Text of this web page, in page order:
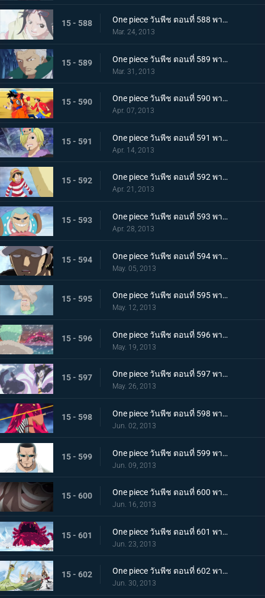
15 - 588 One piece วันพีช ตอนที่ 588 พากย์ไทย พบเจออีกครั้งหลังผ่านไป 2 ปี! ลูฟี่กับลอว์
Mar. 24, 2013
15 - 589 One piece วันพีช ตอนที่ 589 พากย์ไทย เลวร้ายที่สุดโนโลก นักวิทยาศาสตร์ผู้น่าสะพรึงกลัว ซีซ่า
Mar. 31, 2013
15 - 590 One piece วันพีช ตอนที่ 590 พากย์ไทย ตอนพิเศษ! การรวมตัวที่แข็งแกร่งที่สุดในประวัติศาสตร์ ปะทะ จอมตะกละแห่งท้องทะเล
Apr. 07, 2013
15 - 591 One piece วันพีช ตอนที่ 591 พากย์ไทย ช็อปเปอร์เดือดจัด! การทดลองอันโหดเหี้ยมของมาสเตอร์
Apr. 14, 2013
15 - 592 One piece วันพีช ตอนที่ 592 พากย์ไทย ฆ่ายกกลุ่ม! นักฆ่าในตำนานจู่โจม!
Apr. 21, 2013
15 - 593 One piece วันพีช ตอนที่ 593 พากย์ไทย ช่วยนามิ! ลูฟี่ต่อสู้บนภูเขาหิมะ
Apr. 28, 2013
15 - 594 One piece วันพีช ตอนที่ 594 พากย์ไทย ก่อตั้ง! พันธมิตรโจรสลัด ลูฟี่ ลอว์!
May. 05, 2013
15 - 595 One piece วันพีช ตอนที่ 595 พากย์ไทย จับกุมมาสเตอร์ เริ่มแผนการพันธมิตรโจรสลัด!
May. 12, 2013
15 - 596 One piece วันพีช ตอนที่ 596 พากย์ไทย วิกฤตการณ์ทำลายล้าง! สัตว์ประหลาดแห่งความตายลอยมา
May. 19, 2013
15 - 597 One piece วันพีช ตอนที่ 597 พากย์ไทย การต่อสู้อันดุเดือด ซีซาร์ใช้ความสามารถอันแท้จริง!
May. 26, 2013
15 - 598 One piece วันพีช ตอนที่ 598 พากย์ไทย ซามูไรผ่าอัคคี! จิ้งจอกเพลิงคินเอม่อน
Jun. 02, 2013
15 - 599 One piece วันพีช ตอนที่ 599 พากย์ไทย ตะลึง! ตัวตนที่แท้จริงของชายปริศนาเวอร์โก้!
Jun. 09, 2013
15 - 600 One piece วันพีช ตอนที่ 600 พากย์ไทย ปกป้องพวกเด็กๆ ไว้! เงื้อมมืออันชั่วร้ายของมาสเตอร์ใกล้เข้ามาแล้ว
Jun. 16, 2013
15 - 601 One piece วันพีช ตอนที่ 601 พากย์ไทย นิวเวิลด์สั่นสะเทือน! การทดลองแห่งฝันร้ายของซีซาร์
Jun. 23, 2013
15 - 602 One piece วันพีช ตอนที่ 602 พากย์ไทย อาวุธสังหารหมู่ที่เลวร้ายสุดในประวัติศาสตร์! ชิโนะคุนิ
Jun. 30, 2013